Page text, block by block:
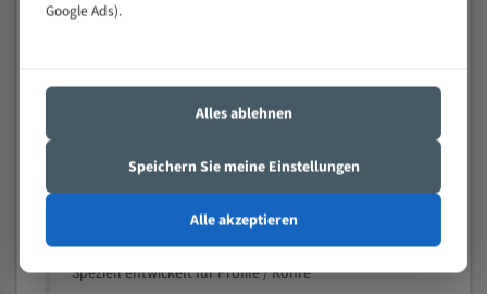
Positiver Spanwinkel
Legierte HSS-beschichtete Zahnspitzen
Spezielle Zahngeometrie und Zahnteilung
Materialien:
Nichteisenmetalle
Speziell entwickelt für Profile / Rohre
Google Ads).
Alles ablehnen
Speichern Sie meine Einstellungen
Alle akzeptieren